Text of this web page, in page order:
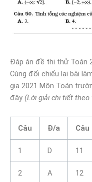
Đáp án đề thi thử Toán
Cùng đối chiếu lại bài
gia 2021 Môn Toán
đây (Lời giải chi tiết theo
Câu Đ/a Câu
1 D 11
2 A 12